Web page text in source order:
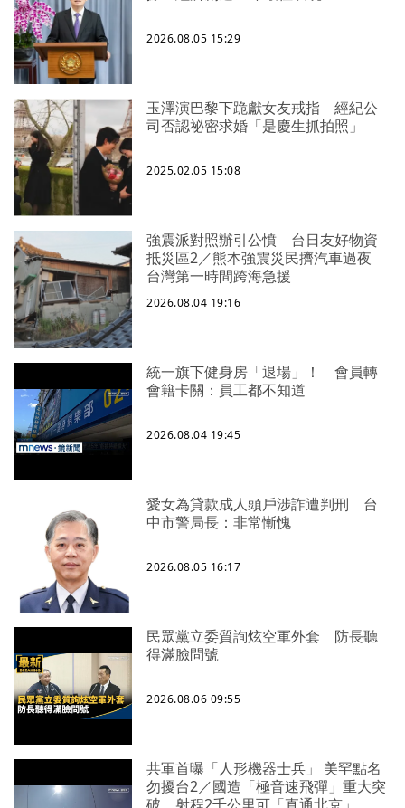
2026.08.05 15:29
玉澤演巴黎下跪獻女友戒指 經紀公
司否認祕密求婚「是慶生抓拍照」
2025.02.05 15:08
強震派對照辦引公憤 台日友好物資
抵災區2／熊本強震災民擠汽車過夜
台灣第一時間跨海急援
2026.08.04 19:16
統一旗下健身房「退場」！ 會員轉
會籍卡關：員工都不知道
2026.08.04 19:45
愛女為貸款成人頭戶涉詐遭判刑 台
中市警局長：非常慚愧
2026.08.05 16:17
民眾黨立委質詢炫空軍外套 防長聽
得滿臉問號
2026.08.06 09:55
共軍首曝「人形機器士兵」 美罕點名
勿擾台2／國造「極音速飛彈」重大突